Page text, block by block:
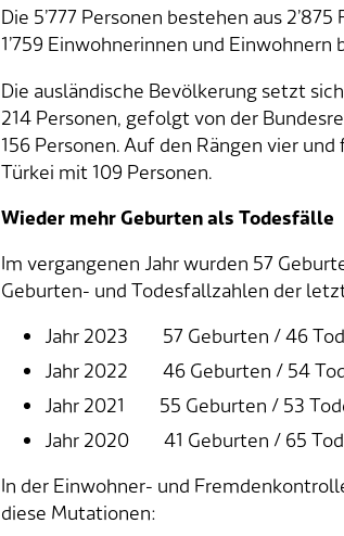
Die 5’777 Personen bestehen aus
1’759 Einwohnerinnen und
Die ausländische Bevölkerung setzt
214 Personen, gefolgt von der
156 Personen. Auf den Rängen vier
Türkei mit 109 Personen.
Wieder mehr Geburten als Todesfälle
Im vergangenen Jahr wurden 57
Geburten- und Todesfallzahlen der
Jahr 2023 57 Geburten / 46
Jahr 2022 46 Geburten / 54
Jahr 2021 55 Geburten / 53
Jahr 2020 41 Geburten / 65
In der Einwohner- und
diese Mutationen: